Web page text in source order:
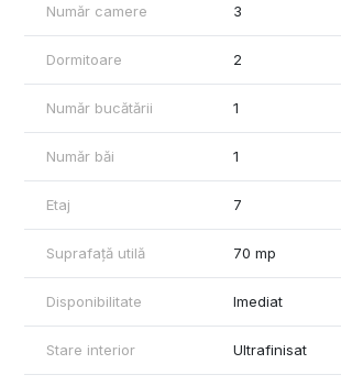
🚗 LOC DE PARCARE INCLUS – foarte important!
💰 Chirie: 2.500 lei / lună
🔐 + 2 luni garanție
Agentie imobiliara-50% comision
Număr camere 3
Dormitoare 2
Număr bucătării 1
Număr băi 1
Etaj 7
Suprafață utilă 70 mp
Disponibilitate Imediat
Stare interior Ultrafinisat